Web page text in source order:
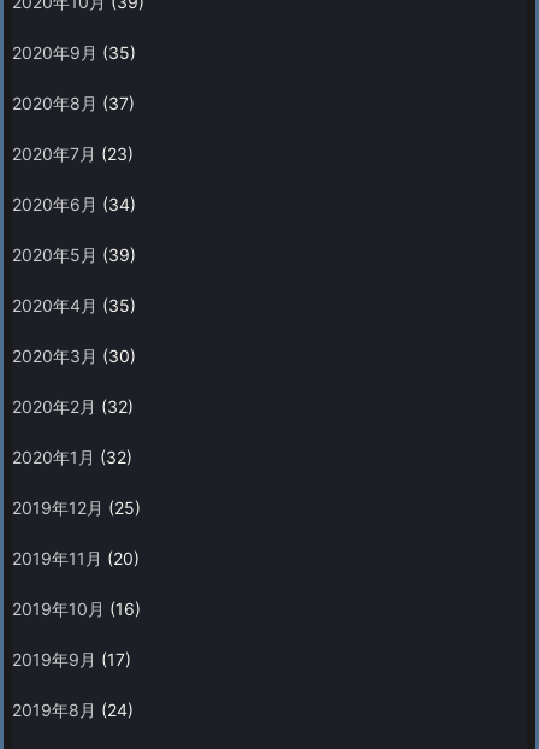
2020年9月 (35)
2020年8月 (37)
2020年7月 (23)
2020年6月 (34)
2020年5月 (39)
2020年4月 (35)
2020年3月 (30)
2020年2月 (32)
2020年1月 (32)
2019年12月 (25)
2019年11月 (20)
2019年10月 (16)
2019年9月 (17)
2019年8月 (24)